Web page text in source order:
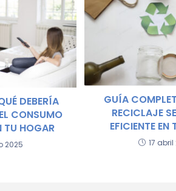
DEBERÍA
CONSUMO
TU HOGAR
2025
GUÍA
RECICLAJE
EFICIENTE EN
17